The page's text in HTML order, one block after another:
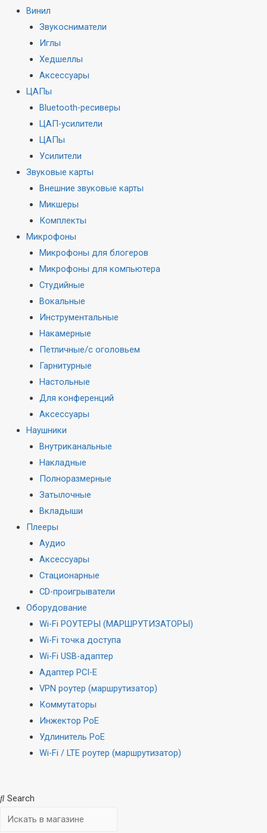
Винил
Звукосниматели
Иглы
Хедшеллы
Аксессуары
ЦАПы
Bluetooth-ресиверы
ЦАП-усилители
ЦАПы
Усилители
Звуковые карты
Внешние звуковые карты
Микшеры
Комплекты
Микрофоны
Микрофоны для блогеров
Микрофоны для компьютера
Студийные
Вокальные
Инструментальные
Накамерные
Петличные/с оголовьем
Гарнитурные
Настольные
Для конференций
Аксессуары
Наушники
Внутриканальные
Накладные
Полноразмерные
Затылочные
Вкладыши
Плееры
Аудио
Аксессуары
Стационарные
CD-проигрыватели
Оборудование
Wi-Fi РОУТЕРЫ (МАРШРУТИЗАТОРЫ)
Wi-Fi точка доступа
Wi-Fi USB-адаптер
Адаптер PCI-E
VPN роутер (маршрутизатор)
Коммутаторы
Инжектор PoE
Удлинитель PoE
Wi-Fi / LTE роутер (маршрутизатор)
Search